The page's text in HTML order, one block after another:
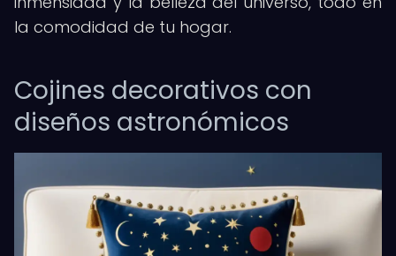
la comodidad de tu hogar.
Cojines decorativos con
diseños astronómicos